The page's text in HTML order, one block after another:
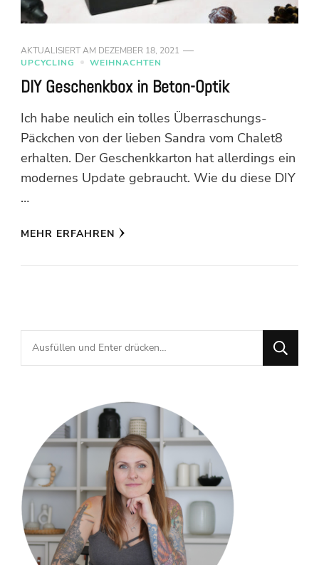
AKTUALISIERT AM DEZEMBER 18, 2021
UPCYCLING
WEIHNACHTEN
DIY Geschenkbox in Beton-Optik
Ich habe neulich ein tolles Überraschungs-
Päckchen von der lieben Sandra vom Chalet8
erhalten. Der Geschenkkarton hat allerdings ein
modernes Update gebraucht. Wie du diese DIY
…
MEHR ERFAHREN
Suchst
du